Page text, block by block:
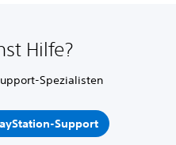
Hilfe?
Spezialisten
Support